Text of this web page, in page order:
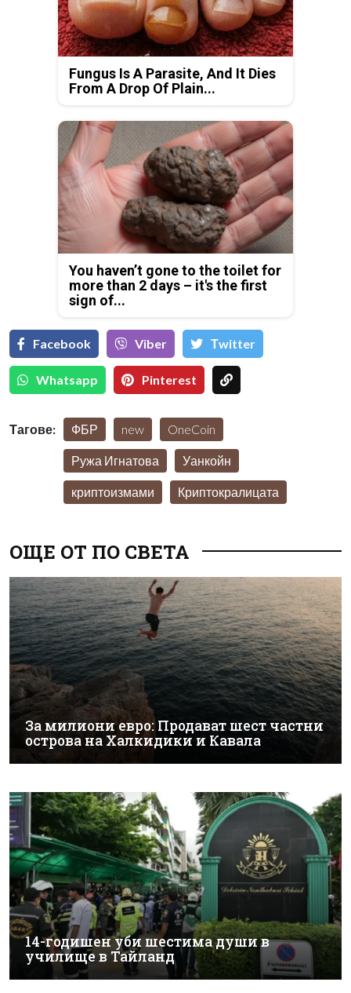
Fungus Is A Parasite, And It Dies
From A Drop Of Plain...
You haven’t gone to the toilet for
more than 2 days – it's the first
sign of...
Facebook Viber Тwitter
Whatsapp Pinterest
Тагове: ФБР new OneCoin
Ружа Игнатова Уанкойн
криптоизмами Криптокралицата
ОЩЕ ОТ ПО СВЕТА
За милиони евро: Продават шест частни
острова на Халкидики и Кавала
14-годишен уби шестима души в
училище в Тайланд